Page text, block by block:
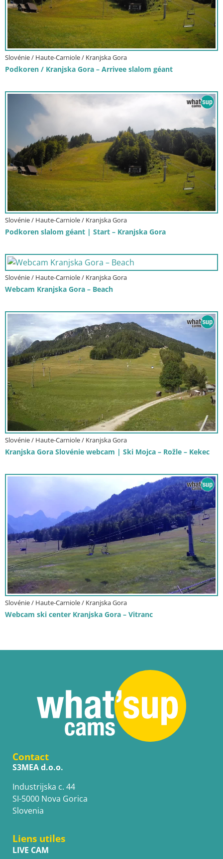
Slovénie / Haute-Carniole / Kranjska Gora
Podkoren / Kranjska Gora – Arrivee slalom géant
Slovénie / Haute-Carniole / Kranjska Gora
Podkoren slalom géant | Start – Kranjska Gora
Slovénie / Haute-Carniole / Kranjska Gora
Webcam Kranjska Gora – Beach
Slovénie / Haute-Carniole / Kranjska Gora
Kranjska Gora Slovénie webcam | Ski Mojca – Rožle – Kekec
Slovénie / Haute-Carniole / Kranjska Gora
Webcam ski center Kranjska Gora – Vitranc
Contact
S3MEA d.o.o.
Industrijska c. 44
SI-5000 Nova Gorica
Slovenia
Liens utiles
LIVE CAM